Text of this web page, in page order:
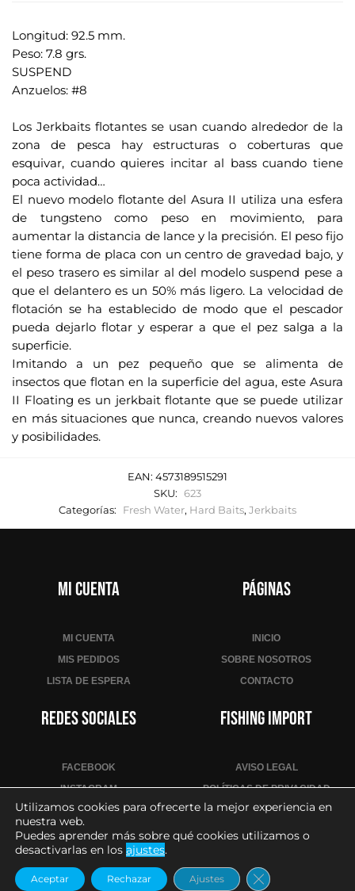
ó
n
d
e
e
o
e
l
e
c
t
r
ó
n
i
c
o
p
d
e
e
s
e
Longitud: 92.5 mm.
Peso: 7.8 grs.
SUSPEND
Anzuelos: #8
Los Jerkbaits flotantes se usan cuando alrededor de la
zona de pesca hay estructuras o coberturas que
esquivar, cuando quieres incitar al bass cuando tiene
poca actividad…
El nuevo modelo flotante del Asura II utiliza una esfera
de tungsteno como peso en movimiento, para
aumentar la distancia de lance y la precisión. El peso fijo
tiene forma de placa con un centro de gravedad bajo, y
el peso trasero es similar al del modelo suspend pese a
que el delantero es un 50% más ligero. La velocidad de
flotación se ha establecido de modo que el pescador
pueda dejarlo flotar y esperar a que el pez salga a la
superficie.
Imitando a un pez pequeño que se alimenta de
insectos que flotan en la superficie del agua, este Asura
II Floating es un jerkbait flotante que se puede utilizar
en más situaciones que nunca, creando nuevos valores
y posibilidades.
EAN: 4573189515291
SKU: 623
Categorías:
Fresh Water, Hard Baits, Jerkbaits
Mi cuenta
MI CUENTA
MIS PEDIDOS
LISTA DE ESPERA
Páginas
INICIO
SOBRE NOSOTROS
CONTACTO
Redes sociales
FACEBOOK
INSTAGRAM
YOUTUBE
Fishing Import
AVISO LEGAL
POLÍTICAS DE PRIVACIDAD
POLÍTICA DE COOKIES
CONDICIONES DE VENTA
2026– Todos los derechos reservados
Utilizamos cookies para ofrecerte la mejor experiencia en
nuestra web.
Puedes aprender más sobre qué cookies utilizamos o
desactivarlas en los ajustes.
Aceptar Rechazar Ajustes Cerrar el banner